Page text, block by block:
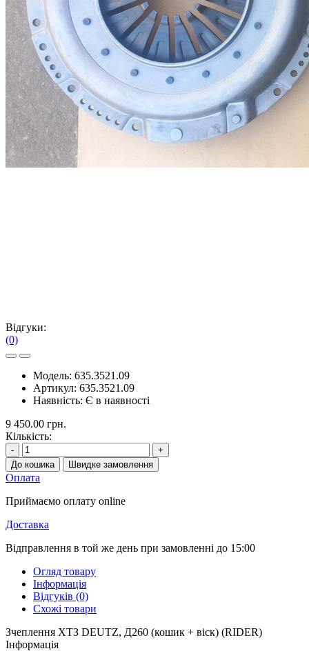
Відгуки:
(0)
Модель: 635.3521.09
Артикул: 635.3521.09
Наявність: Є в наявності
9 450.00 грн.
Кількість:
-
+
До кошика
Швидке замовлення
Оплата
Приймаємо оплату online
Доставка
Відправлення в той же день при замовленні до 15:00
Огляд товару
Інформація
Відгуків (0)
Схожі товари
Зчеплення ХТЗ DEUTZ, Д260 (кошик + віск) (RIDER)
Інформація